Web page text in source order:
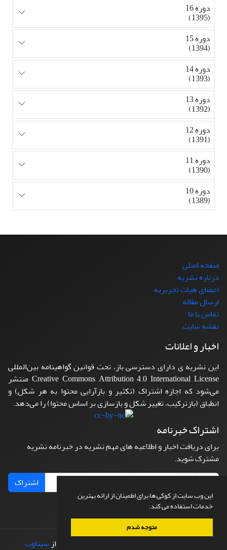
این وب سایت از کوکی ها برای اطمینان از ارائه بهترین
خدمات استفاده می کند.
متوجه شدم
دوره 16
(1395)
دوره 15
(1394)
دوره 14
(1393)
دوره 13
(1392)
دوره 12
(1391)
دوره 11
(1390)
دوره 10
(1389)
صفحه اصلی
درباره نشریه
اعضای هیات تحریریه
ارسال مقاله
تماس با ما
نقشه سایت
اخبار و اعلانات
این نشریه ی دارای دسترسی باز، تحت قوانین گواهینامه بین‌المللی
Creative Commons Attribution 4.0 International License منتشر
می‌شود که اجازه اشتراک (تکثیر و بازآرایی محتوا به هر شکل) و
انطباق (بازترکیب، تغییر شکل و بازسازی بر اساس محتوا) را می‌دهد.
اشتراک خبرنامه
برای دریافت اخبار و اطلاعیه های مهم نشریه در خبرنامه نشریه
مشترک شوید.
اشتراک
طراحی و پیاده سازی از سیناوب